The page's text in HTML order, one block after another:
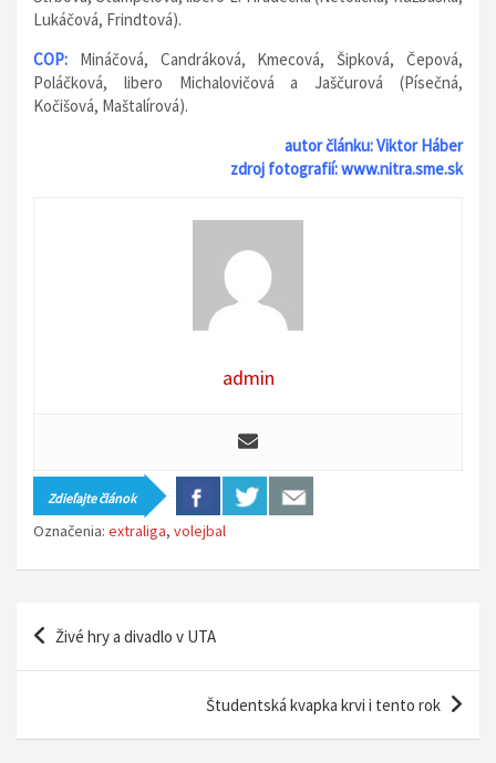
Lukáčová, Frindtová).
COP: Mináčová, Candráková, Kmecová, Šipková, Čepová,
Poláčková, libero Michalovičová a Jaščurová (Písečná,
Kočišová, Maštalírová).
autor článku: Viktor Háber
zdroj fotografií: www.nitra.sme.sk
admin
Zdieľajte článok
Označenia: extraliga, volejbal
Živé hry a divadlo v UTA
Študentská kvapka krvi i tento rok